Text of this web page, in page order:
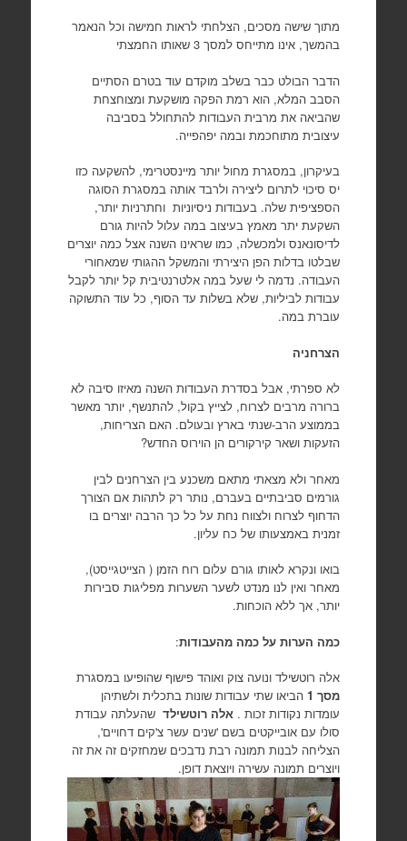
מתוך שישה מסכים, הצלחתי לראות חמישה וכל הנאמר
בהמשך, אינו מתייחס למסך 3 שאותו החמצתי
הדבר הבולט כבר בשלב מוקדם עוד בטרם הסתיים
הסבב המלא, הוא רמת הפקה מושקעת ומצוחצחת
שהביאה את מרבית העבודות להתחולל בסביבה
עיצובית מתוחכמת ובמה יפהפייה.
בעיקרון, במסגרת מחול יותר מיינסטרימי, להשקעה כזו
יס סיכוי לתרום ליצירה ולרבד אותה במסגרת הסוגה
הספציפית שלה. בעבודות ניסיוניות וחתרניות יותר,
השקעת יתר מאמץ בעיצוב במה עלול להיות גורם
לדיסונאנס ולמכשלה, כמו שראינו השנה אצל כמה יוצרים
שבלטו בדלות הפן היצירתי והמשקל ההגותי שמאחורי
העבודה. נדמה לי שעל במה אלטרנטיבית קל יותר לקבל
עבודות לביליות, שלא בשלות עד הסוף, כל עוד התשוקה
עוברת במה.
הצרחניה
לא ספרתי, אבל בסדרת העבודות השנה מאיזו סיבה לא
ברורה מרבים לצרוח, לצייץ בקול, להתנשף, יותר מאשר
בממוצע הרב-שנתי בארץ ובעולם. האם הצריחות,
הזעקות ושאר קירקורים הן הוירוס החדש?
מאחר ולא מצאתי מתאם משכנע בין הצרחנים לבין
גורמים סביבתיים בעברם, נותר רק לתהות אם הצורך
הדחוף לצרוח ולצווח נחת על כל כך הרבה יוצרים בו
זמנית באמצעותו של כח עליון.
בואו ונקרא לאותו גורם עלום רוח הזמן ( הצייטגייסט),
מאחר ואין לנו מנדט לשער השערות מפליגות סבירות
יותר, אך ללא הוכחות.
כמה הערות על כמה מהעבודות:
אלה רוטשילד ונועה צוק ואוהד פישוף שהופיעו במסגרת
מסך 1
הביאו שתי עבודות שונות בתכלית ולשתיהן
עומדות נקודות זכות . אלה רוטשילדשהעלתה עבודת
סולו עם אובייקטים בשם 'שנים עשר צ'קים דחויים',
הצליחה לבנות תמונה רבת נדבכים שמחזקים זה את זה
ויוצרים תמונה עשירה ויוצאת דופן.